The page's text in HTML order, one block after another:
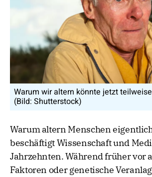
Warum wir altern könnte jetzt
(Bild: Shutterstock)
Warum altern Menschen
beschäftigt Wissenschaft und
Jahrzehnten. Während früher vor
Faktoren oder genetische